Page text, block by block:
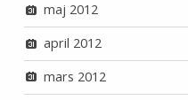
maj 2012
april 2012
mars 2012